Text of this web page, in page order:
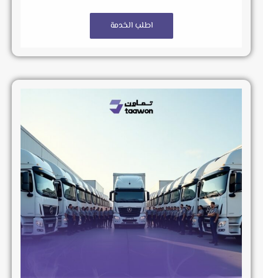
اطلب الخدمة